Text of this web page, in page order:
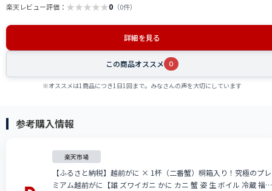
楽天レビュー評価： ★★★★★0 （0件）
詳細を見る
この商品オススメ 0
※オススメは1商品につき1日1回まで。みなさんの声を大切にしています
参考購入情報
楽天市場
【ふるさと納税】越前がに × 1杯（二番蟹）桐箱入り！究極のプレ
ミアム越前がに【雄 ズワイガニ かに カニ 蟹 姿 生 ボイル 冷蔵 福